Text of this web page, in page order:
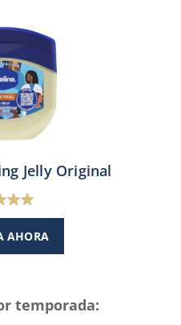
Jelly Original
AHORA
temporada: